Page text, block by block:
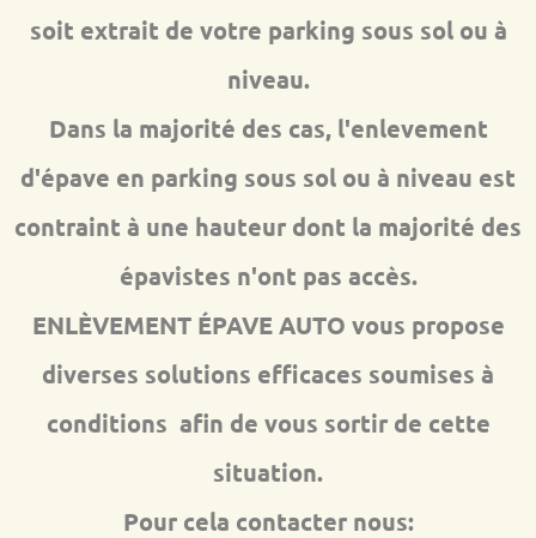
soit extrait de votre parking sous sol ou à
niveau.
Dans la majorité des cas, l'enlevement
d'épave en parking sous sol ou à niveau est
contraint à une hauteur dont la majorité des
épavistes n'ont pas accès.
ENLÈVEMENT ÉPAVE AUTO vous propose
diverses solutions efficaces soumises à
conditions afin de vous sortir de cette
situation.
Pour cela contacter nous: